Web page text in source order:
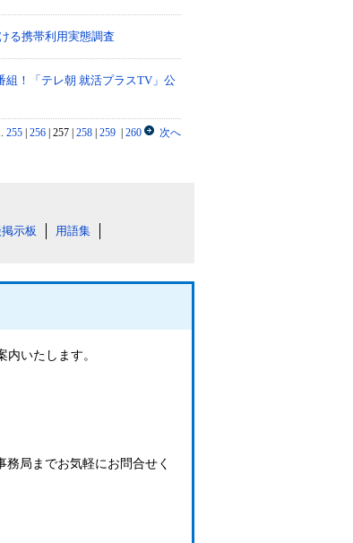
る携帯利用実態調査
組！「テレ朝 就活プラスTV」公
255 256 257 258 259 260 次へ
示板 用語集
いたします。
局までお気軽にお問合せく